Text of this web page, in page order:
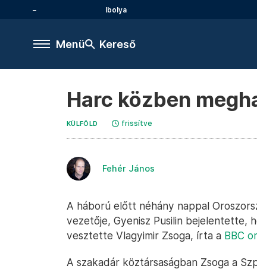
Ibolya
Menü Kereső
Harc közben
KÜLFÖLD frissítve
Fehér János
A háború előtt néhány nappal
vezetője, Gyenisz Pusilin bejelentette,
vesztette Vlagyimir Zsoga, írta a BBC
A szakadár köztársaságban Zsoga a